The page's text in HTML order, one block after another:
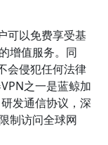
可以免费享受基
增值服务。同
会侵犯任何法律
之一是蓝鲸加
发通信协议，深
制访问全球网